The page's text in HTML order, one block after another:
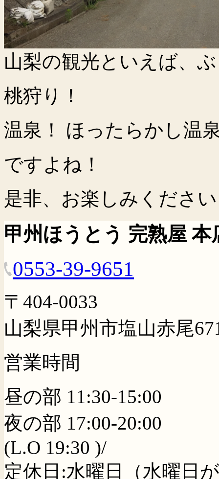
山梨の観光といえば、
桃狩り！
温泉！ ほったらかし温
ですよね！
是非、お楽しみくださ
甲州ほうとう 完熟屋 本
0553-39-9651
〒404-0033
山梨県甲州市塩山赤尾
営業時間
昼の部 11:30-15:00
夜の部 17:00-20:00
(L.O 19:30 )/
定休日:水曜日（水曜日